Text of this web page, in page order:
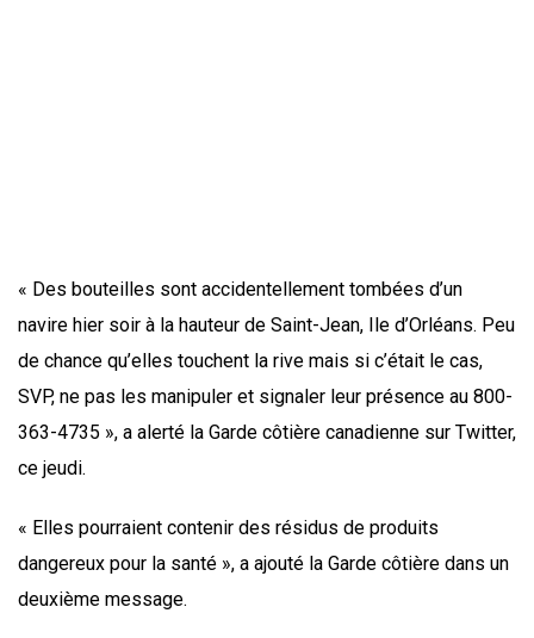
« Des bouteilles sont accidentellement tombées d’un
navire hier soir à la hauteur de Saint-Jean, Ile d’Orléans. Peu
de chance qu’elles touchent la rive mais si c’était le cas,
SVP, ne pas les manipuler et signaler leur présence au 800-
363-4735 », a alerté la Garde côtière canadienne sur Twitter,
ce jeudi.
« Elles pourraient contenir des résidus de produits
dangereux pour la santé », a ajouté la Garde côtière dans un
deuxième message.